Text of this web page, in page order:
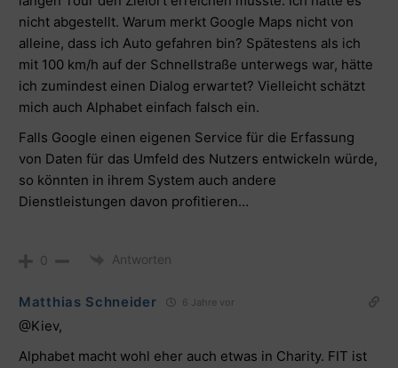
nicht abgestellt. Warum merkt Google Maps nicht von
alleine, dass ich Auto gefahren bin? Spätestens als ich
mit 100 km/h auf der Schnellstraße unterwegs war, hätte
ich zumindest einen Dialog erwartet? Vielleicht schätzt
mich auch Alphabet einfach falsch ein.
Falls Google einen eigenen Service für die Erfassung
von Daten für das Umfeld des Nutzers entwickeln würde,
so könnten in ihrem System auch andere
Dienstleistungen davon profitieren…
0 Antworten
Matthias Schneider 6 Jahre vor
@Kiev,
Alphabet macht wohl eher auch etwas in Charity. FIT ist